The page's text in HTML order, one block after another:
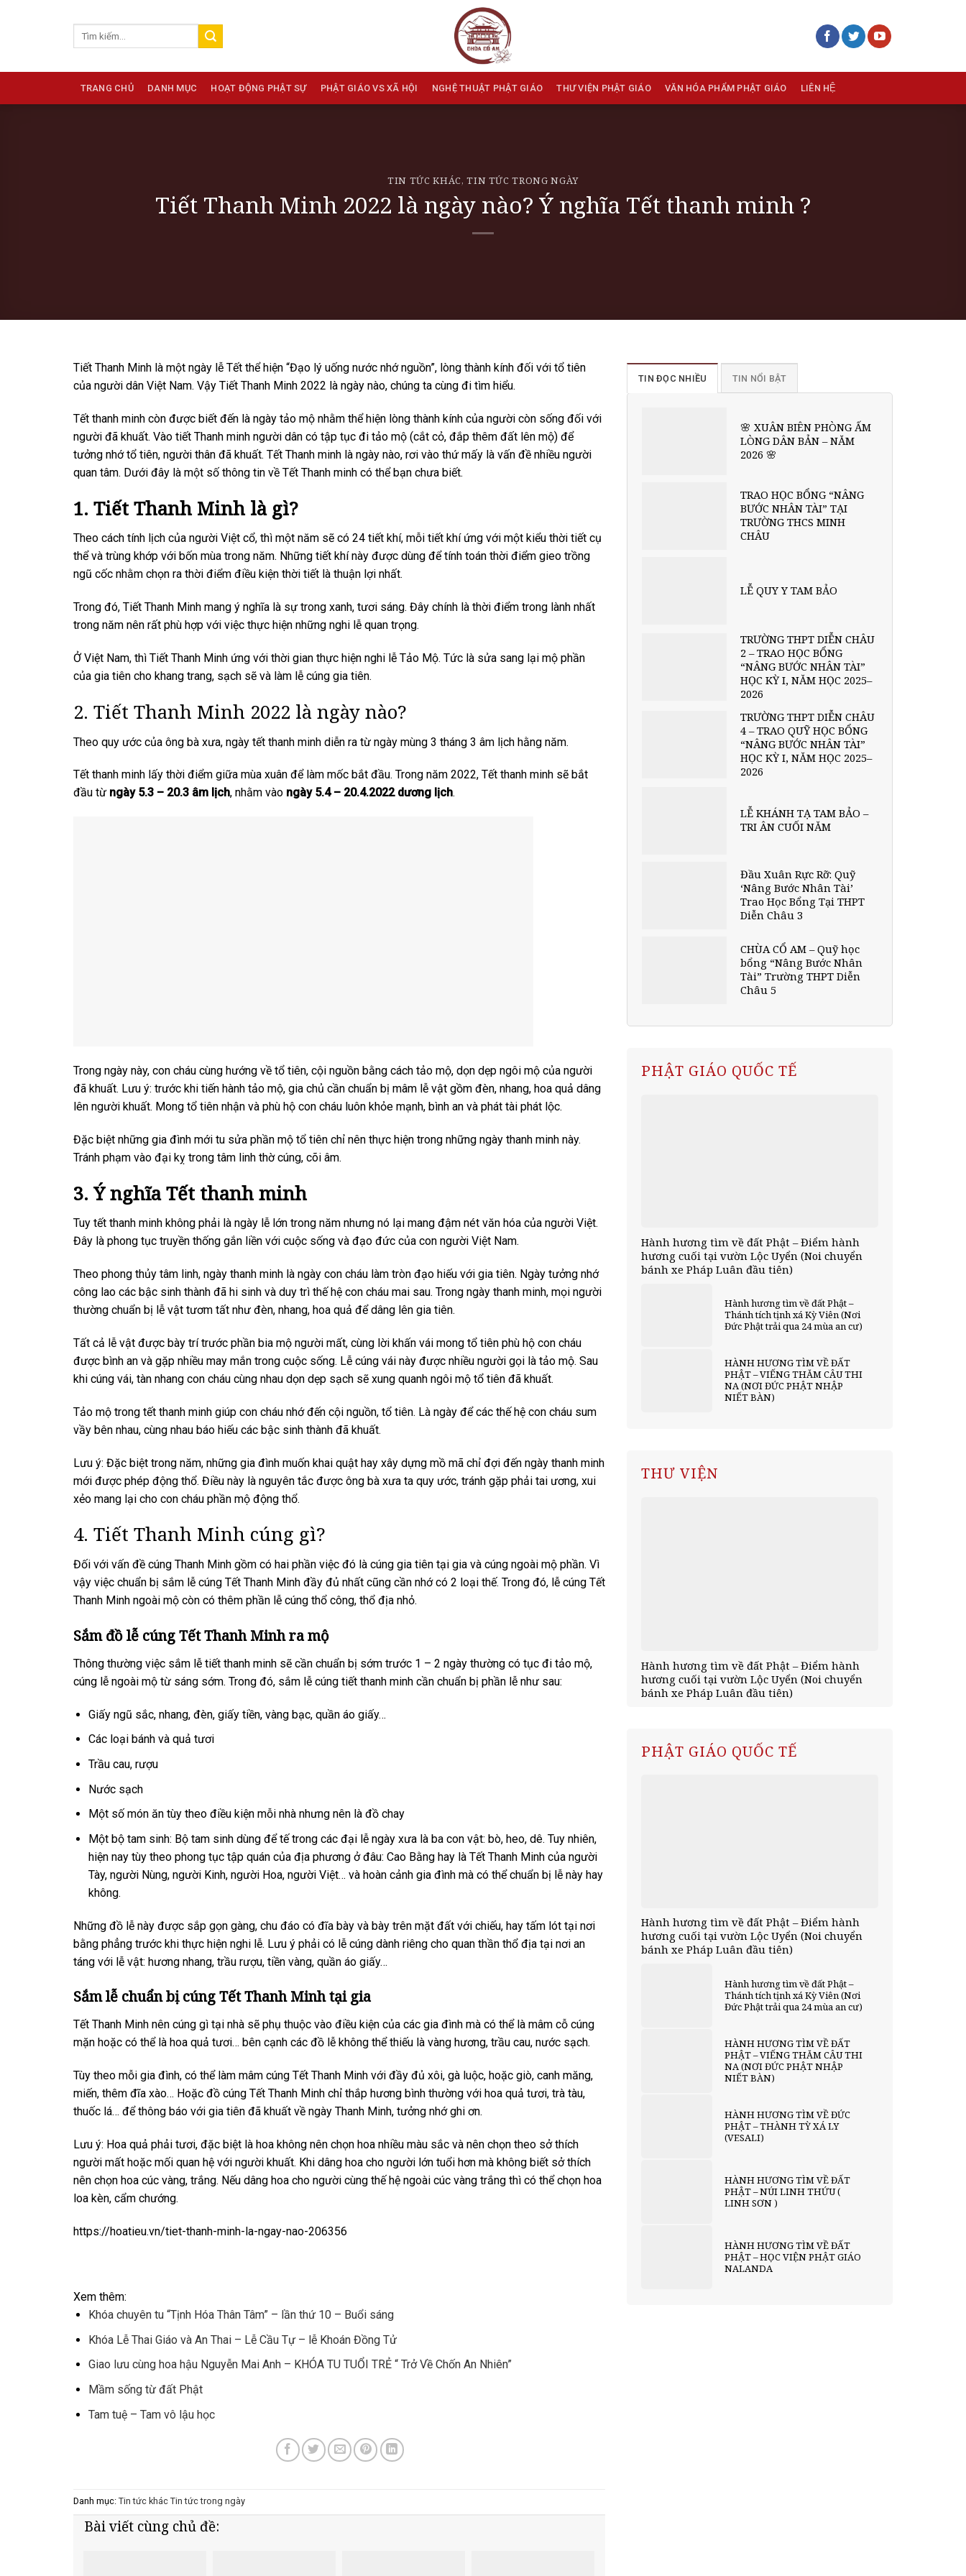
TRANG CHỦ DANH MỤC HOẠT ĐỘNG PHẬT SỰ PHẬT GIÁO VS XÃ HỘI NGHỆ THUẬT PHẬT GIÁO THƯ VIỆN PHẬT GIÁO VĂN HÓA PHẨM PHẬT GIÁO LIÊN HỆ
TIN TỨC KHÁC,TIN TỨC TRONG NGÀY
Tiết Thanh Minh 2022 là ngày nào? Ý nghĩa Tết thanh minh ?
Tiết Thanh Minh là một ngày lễ Tết thể hiện “Đạo lý uống nước nhớ nguồn”, lòng thành kính đối với tổ tiên
của người dân Việt Nam. Vậy Tiết Thanh Minh 2022 là ngày nào, chúng ta cùng đi tìm hiểu.
Tết thanh minh còn được biết đến là ngày tảo mộ nhằm thể hiện lòng thành kính của người còn sống đối với
người đã khuất. Vào tiết Thanh minh người dân có tập tục đi tảo mộ (cắt cỏ, đắp thêm đất lên mộ) để
tưởng nhớ tổ tiên, người thân đã khuất. Tết Thanh minh là ngày nào, rơi vào thứ mấy là vấn đề nhiều người
quan tâm. Dưới đây là một số thông tin về Tết Thanh minh có thể bạn chưa biết.
1. Tiết Thanh Minh là gì?
Theo cách tính lịch của người Việt cổ, thì một năm sẽ có 24 tiết khí, mỗi tiết khí ứng với một kiểu thời tiết cụ
thể và trùng khớp với bốn mùa trong năm. Những tiết khí này được dùng để tính toán thời điểm gieo trồng
ngũ cốc nhằm chọn ra thời điểm điều kiện thời tiết là thuận lợi nhất.
Trong đó, Tiết Thanh Minh mang ý nghĩa là sự trong xanh, tươi sáng. Đây chính là thời điểm trong lành nhất
trong năm nên rất phù hợp với việc thực hiện những nghi lễ quan trọng.
Ở Việt Nam, thì Tiết Thanh Minh ứng với thời gian thực hiện nghi lễ Tảo Mộ. Tức là sửa sang lại mộ phần
của gia tiên cho khang trang, sạch sẽ và làm lễ cúng gia tiên.
2. Tiết Thanh Minh 2022 là ngày nào?
Theo quy ước của ông bà xưa, ngày tết thanh minh diễn ra từ ngày mùng 3 tháng 3 âm lịch hằng năm.
Tết thanh minh lấy thời điểm giữa mùa xuân để làm mốc bắt đầu. Trong năm 2022, Tết thanh minh sẽ bắt
đầu từ ngày 5.3 – 20.3 âm lịch, nhằm vào ngày 5.4 – 20.4.2022 dương lịch.
Trong ngày này, con cháu cùng hướng về tổ tiên, cội nguồn bằng cách tảo mộ, dọn dẹp ngôi mộ của người
đã khuất. Lưu ý: trước khi tiến hành tảo mộ, gia chủ cần chuẩn bị mâm lễ vật gồm đèn, nhang, hoa quả dâng
lên người khuất. Mong tổ tiên nhận và phù hộ con cháu luôn khỏe mạnh, bình an và phát tài phát lộc.
Đặc biệt những gia đình mới tu sửa phần mộ tổ tiên chỉ nên thực hiện trong những ngày thanh minh này.
Tránh phạm vào đại kỵ trong tâm linh thờ cúng, cõi âm.
3. Ý nghĩa Tết thanh minh
Tuy tết thanh minh không phải là ngày lễ lớn trong năm nhưng nó lại mang đậm nét văn hóa của người Việt.
Đây là phong tục truyền thống gắn liền với cuộc sống và đạo đức của con người Việt Nam.
Theo phong thủy tâm linh, ngày thanh minh là ngày con cháu làm tròn đạo hiếu với gia tiên. Ngày tưởng nhớ
công lao các bậc sinh thành đã hi sinh và duy trì thế hệ con cháu mai sau. Trong ngày thanh minh, mọi người
thường chuẩn bị lễ vật tươm tất như đèn, nhang, hoa quả để dâng lên gia tiên.
Tất cả lễ vật được bày trí trước phần bia mộ người mất, cùng lời khấn vái mong tổ tiên phù hộ con cháu
được bình an và gặp nhiều may mắn trong cuộc sống. Lễ cúng vái này được nhiều người gọi là tảo mộ. Sau
khi cúng vái, tàn nhang con cháu cùng nhau dọn dẹp sạch sẽ xung quanh ngôi mộ tổ tiên đã khuất.
Tảo mộ trong tết thanh minh giúp con cháu nhớ đến cội nguồn, tổ tiên. Là ngày để các thế hệ con cháu sum
vầy bên nhau, cùng nhau báo hiếu các bậc sinh thành đã khuất.
Lưu ý: Đặc biệt trong năm, những gia đình muốn khai quật hay xây dựng mồ mã chỉ đợi đến ngày thanh minh
mới được phép động thổ. Điều này là nguyên tắc được ông bà xưa ta quy ước, tránh gặp phải tai ương, xui
xẻo mang lại cho con cháu phần mộ động thổ.
4. Tiết Thanh Minh cúng gì?
Đối với vấn đề cúng Thanh Minh gồm có hai phần việc đó là cúng gia tiên tại gia và cúng ngoài mộ phần. Vì
vậy việc chuẩn bị sắm lễ cúng Tết Thanh Minh đầy đủ nhất cũng cần nhớ có 2 loại thế. Trong đó, lễ cúng Tết
Thanh Minh ngoài mộ còn có thêm phần lễ cúng thổ công, thổ địa nhỏ.
Sắm đồ lễ cúng Tết Thanh Minh ra mộ
Thông thường việc sắm lễ tiết thanh minh sẽ cần chuẩn bị sớm trước 1 – 2 ngày thường có tục đi tảo mộ,
cúng lễ ngoài mộ từ sáng sớm. Trong đó, sắm lễ cúng tiết thanh minh cần chuẩn bị phần lễ như sau:
Giấy ngũ sắc, nhang, đèn, giấy tiền, vàng bạc, quần áo giấy…
Các loại bánh và quả tươi
Trầu cau, rượu
Nước sạch
Một số món ăn tùy theo điều kiện mỗi nhà nhưng nên là đồ chay
Một bộ tam sinh: Bộ tam sinh dùng để tế trong các đại lễ ngày xưa là ba con vật: bò, heo, dê. Tuy nhiên,
hiện nay tùy theo phong tục tập quán của địa phương ở đâu: Cao Bằng hay là Tết Thanh Minh của người
Tày, người Nùng, người Kinh, người Hoa, người Việt… và hoàn cảnh gia đình mà có thể chuẩn bị lễ này hay
không.
Những đồ lễ này được sắp gọn gàng, chu đáo có đĩa bày và bày trên mặt đất với chiếu, hay tấm lót tại nơi
bằng phẳng trước khi thực hiện nghi lễ. Lưu ý phải có lễ cúng dành riêng cho quan thần thổ địa tại nơi an
táng với lễ vật: hương nhang, trầu rượu, tiền vàng, quần áo giấy…
Sắm lễ chuẩn bị cúng Tết Thanh Minh tại gia
Tết Thanh Minh nên cúng gì tại nhà sẽ phụ thuộc vào điều kiện của các gia đình mà có thể là mâm cỗ cúng
mặn hoặc có thể là hoa quả tươi… bên cạnh các đồ lễ không thể thiếu là vàng hương, trầu cau, nước sạch.
Tùy theo mỗi gia đình, có thể làm mâm cúng Tết Thanh Minh với đầy đủ xôi, gà luộc, hoặc giò, canh măng,
miến, thêm đĩa xào… Hoặc đồ cúng Tết Thanh Minh chỉ thắp hương bình thường với hoa quả tươi, trà tàu,
thuốc lá… để thông báo với gia tiên đã khuất về ngày Thanh Minh, tưởng nhớ ghi ơn.
Lưu ý: Hoa quả phải tươi, đặc biệt là hoa không nên chọn hoa nhiều màu sắc và nên chọn theo sở thích
người mất hoặc mối quan hệ với người khuất. Khi dâng hoa cho người lớn tuổi hơn mà không biết sở thích
nên chọn hoa cúc vàng, trắng. Nếu dâng hoa cho người cùng thế hệ ngoài cúc vàng trắng thì có thể chọn hoa
loa kèn, cẩm chướng.
https://hoatieu.vn/tiet-thanh-minh-la-ngay-nao-206356
Xem thêm:
Khóa chuyên tu “Tịnh Hóa Thân Tâm” – lần thứ 10 – Buổi sáng
Khóa Lễ Thai Giáo và An Thai – Lễ Cầu Tự – lễ Khoán Đồng Tử
Giao lưu cùng hoa hậu Nguyễn Mai Anh – KHÓA TU TUỔI TRẺ “ Trở Về Chốn An Nhiên”
Mầm sống từ đất Phật
Tam tuệ – Tam vô lậu học
Danh mục: Tin tức khác Tin tức trong ngày
Bài viết cùng chủ đề:
TIN ĐỌC NHIỀU TIN NỔI BẬT
🌸 XUÂN BIÊN PHÒNG ẤM
LÒNG DÂN BẢN – NĂM
2026 🌸
TRAO HỌC BỔNG “NÂNG
BƯỚC NHÂN TÀI” TẠI
TRƯỜNG THCS MINH
CHÂU
LỄ QUY Y TAM BẢO
TRƯỜNG THPT DIỄN CHÂU
2 – TRAO HỌC BỔNG
“NÂNG BƯỚC NHÂN TÀI”
HỌC KỲ I, NĂM HỌC 2025–
2026
TRƯỜNG THPT DIỄN CHÂU
4 – TRAO QUỸ HỌC BỔNG
“NÂNG BƯỚC NHÂN TÀI”
HỌC KỲ I, NĂM HỌC 2025–
2026
LỄ KHÁNH TẠ TAM BẢO –
TRI ÂN CUỐI NĂM
Đầu Xuân Rực Rỡ: Quỹ
‘Nâng Bước Nhân Tài’
Trao Học Bổng Tại THPT
Diễn Châu 3
CHÙA CỔ AM – Quỹ học
bổng “Nâng Bước Nhân
Tài” Trường THPT Diễn
Châu 5
PHẬT GIÁO QUỐC TẾ
Hành hương tìm về đất Phật – Điểm hành
hương cuối tại vườn Lộc Uyển (Noi chuyển
bánh xe Pháp Luân đầu tiên)
Hành hương tìm về đất Phật –
Thánh tích tịnh xá Kỳ Viên (Nơi
Đức Phật trải qua 24 mùa an cư)
HÀNH HƯƠNG TÌM VỀ ĐẤT
PHẬT – VIẾNG THĂM CÂU THI
NA (NƠI ĐỨC PHẬT NHẬP
NIẾT BÀN)
THƯ VIỆN
Hành hương tìm về đất Phật – Điểm hành
hương cuối tại vườn Lộc Uyển (Noi chuyển
bánh xe Pháp Luân đầu tiên)
PHẬT GIÁO QUỐC TẾ
Hành hương tìm về đất Phật – Điểm hành
hương cuối tại vườn Lộc Uyển (Noi chuyển
bánh xe Pháp Luân đầu tiên)
Hành hương tìm về đất Phật –
Thánh tích tịnh xá Kỳ Viên (Nơi
Đức Phật trải qua 24 mùa an cư)
HÀNH HƯƠNG TÌM VỀ ĐẤT
PHẬT – VIẾNG THĂM CÂU THI
NA (NƠI ĐỨC PHẬT NHẬP
NIẾT BÀN)
HÀNH HƯƠNG TÌM VỀ ĐỨC
PHẬT – THÀNH TỲ XÁ LY
(VESALI)
HÀNH HƯƠNG TÌM VỀ ĐẤT
PHẬT – NÚI LINH THỨU (
LINH SƠN )
HÀNH HƯƠNG TÌM VỀ ĐẤT
PHẬT – HỌC VIỆN PHẬT GIÁO
NALANDA